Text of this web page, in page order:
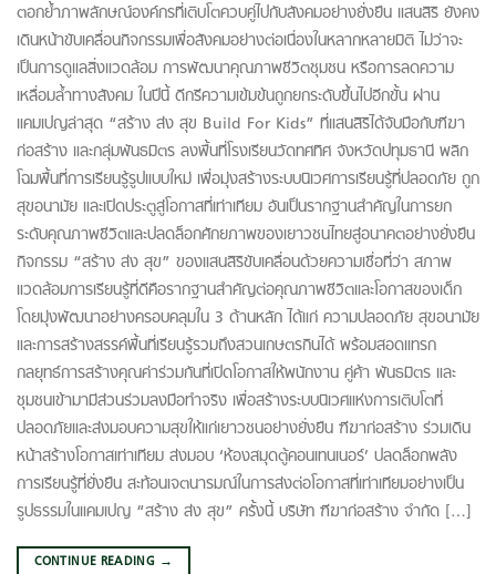
ตอกย้ำภาพลักษณ์องค์กรที่เติบโตควบคู่ไปกับสังคมอย่างยั่งยืน แสนสิริ ยังคง
เดินหน้าขับเคลื่อนกิจกรรมเพื่อสังคมอย่างต่อเนื่องในหลากหลายมิติ ไม่ว่าจะ
เป็นการดูแลสิ่งแวดล้อม การพัฒนาคุณภาพชีวิตชุมชน หรือการลดความ
เหลื่อมล้ำทางสังคม ในปีนี้ ดีกรีความเข้มข้นถูกยกระดับขึ้นไปอีกขั้น ผ่าน
แคมเปญล่าสุด “สร้าง ส่ง สุข Build For Kids” ที่แสนสิริได้จับมือกับฑีฆา
ก่อสร้าง และกลุ่มพันธมิตร ลงพื้นที่โรงเรียนวัดทศทิศ จังหวัดปทุมธานี พลิก
โฉมพื้นที่การเรียนรู้รูปแบบใหม่ เพื่อมุ่งสร้างระบบนิเวศการเรียนรู้ที่ปลอดภัย ถูก
สุขอนามัย และเปิดประตูสู่โอกาสที่เท่าเทียม อันเป็นรากฐานสำคัญในการยก
ระดับคุณภาพชีวิตและปลดล็อกศักยภาพของเยาวชนไทยสู่อนาคตอย่างยั่งยืน
กิจกรรม “สร้าง ส่ง สุข” ของแสนสิริขับเคลื่อนด้วยความเชื่อที่ว่า สภาพ
แวดล้อมการเรียนรู้ที่ดีคือรากฐานสำคัญต่อคุณภาพชีวิตและโอกาสของเด็ก
โดยมุ่งพัฒนาอย่างครอบคลุมใน 3 ด้านหลัก ได้แก่ ความปลอดภัย สุขอนามัย
และการสร้างสรรค์พื้นที่เรียนรู้รวมถึงสวนเกษตรกินได้ พร้อมสอดแทรก
กลยุทธ์การสร้างคุณค่าร่วมกันที่เปิดโอกาสให้พนักงาน คู่ค้า พันธมิตร และ
ชุมชนเข้ามามีส่วนร่วมลงมือทำจริง เพื่อสร้างระบบนิเวศแห่งการเติบโตที่
ปลอดภัยและส่งมอบความสุขให้แก่เยาวชนอย่างยั่งยืน ฑีฆาก่อสร้าง ร่วมเดิน
หน้าสร้างโอกาสเท่าเทียม ส่งมอบ ‘ห้องสมุดตู้คอนเทนเนอร์’ ปลดล็อกพลัง
การเรียนรู้ที่ยั่งยืน สะท้อนเจตนารมณ์ในการส่งต่อโอกาสที่เท่าเทียมอย่างเป็น
รูปธรรมในแคมเปญ “สร้าง ส่ง สุข” ครั้งนี้ บริษัท ฑีฆาก่อสร้าง จำกัด […]
CONTINUE READING →